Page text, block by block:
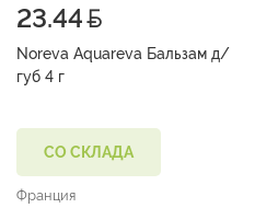
23.44
Noreva Aquareva Бальзам д/
губ 4 г
СО СКЛАДА
Франция